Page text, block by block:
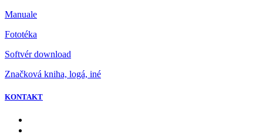
Manuale
Fototéka
Softvér download
Značková kniha, logá, iné
KONTAKT